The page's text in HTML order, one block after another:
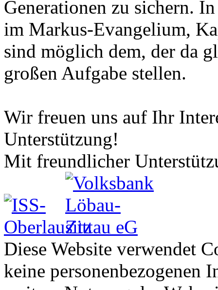
Generationen zu sichern.
im Markus-Evangelium,
sind möglich dem, der da
großen Aufgabe stellen.
Wir freuen uns auf Ihr
Unterstützung!
Mit freundlicher
Diese Website verwendet
keine personenbezogenen